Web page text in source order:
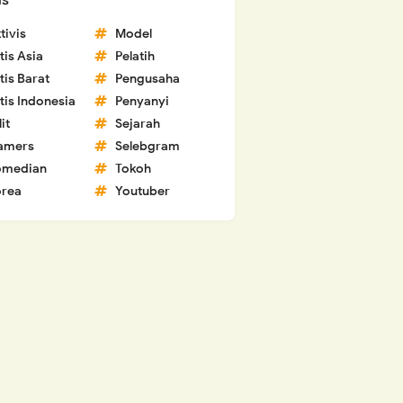
Asia
Barat
Indonesia
Model
Pelatih
Pengusaha
Penyanyi
Sejarah
Selebgram
Tokoh
Youtuber